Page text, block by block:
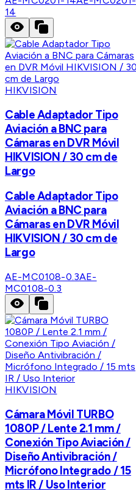
14
HIKVISION
Cable Adaptador Tipo
Aviación a BNC para
Cámaras en DVR Móvil
HIKVISION / 30 cm de
Largo
Cable Adaptador Tipo
Aviación a BNC para
Cámaras en DVR Móvil
HIKVISION / 30 cm de
Largo
AE-MC0108-0.3AE-
MC0108-0.3
HIKVISION
Cámara Móvil TURBO
1080P / Lente 2.1 mm /
Conexión Tipo Aviación /
Diseño Antivibración /
Micrófono Integrado / 15
mts IR / Uso Interior